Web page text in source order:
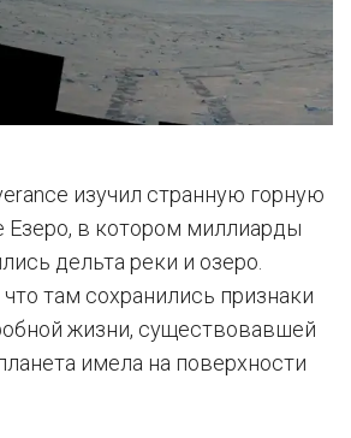
изучил странную горную
Езеро, в котором миллиарды
дельта реки и озеро.
там сохранились признаки
жизни, существовавшей
имела на поверхности